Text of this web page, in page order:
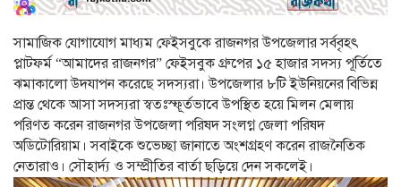
সামাজিক যোগাযোগ মাধ্যম ফেইসবুকে রাজনগর উপজেলার সর্ববৃহৎ
প্লাটফর্ম “আমাদের রাজনগর” ফেইসবুক গ্রুপের ১৫ হাজার সদস্য পূর্তিতে
ঝমাকালো উদযাপন করেছে সদস্যরা। উপজেলার ৮টি ইউনিয়নের বিভিন্ন
প্রান্ত থেকে আসা সদস্যরা স্বতঃস্ফূর্তভাবে উপস্থিত হয়ে মিলন মেলায়
পরিণত করেন রাজনগর উপজেলা পরিষদ সংলগ্ন জেলা পরিষদ
অডিটোরিয়াম। সবাইকে শুভেচ্ছা জানাতে অংশগ্রহণ করেন রাজনৈতিক
নেতারাও। সৌহার্দ্য ও সম্প্রীতির বার্তা ছড়িয়ে দেন সকলেই।